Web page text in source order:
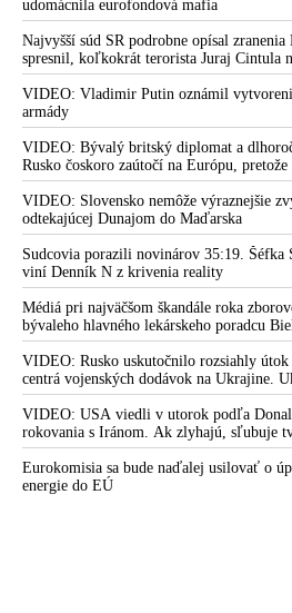
udomácnila eurofondová mafia
Najvyšší súd SR podrobne opísal zranenia
spresnil, koľkokrát terorista Juraj Cintula
VIDEO: Vladimir Putin oznámil
armády
VIDEO: Bývalý britský diplomat a
Rusko čoskoro zaútočí na Európu,
rovnako, ako bolo dotlačené k invázii na
Zelenskyj medzitým v Kyjeve naliehal na
aby vo svete zháňali energie pre Ukrajinu
mobilizovať a vojna sa do zimy
VIDEO: Slovensko nemôže výraznejšie
odtekajúcej Dunajom do Maďarska
Sudcovia porazili novinárov 35:19. Šéfka
viní Denník N z krivenia reality
Médiá pri najväčšom škandále roka
bývaleho hlavného lekárskeho poradcu
Fauciho pred výborom amerického
VIDEO: Rusko uskutočnilo rozsiahly
centrá vojenských dodávok na Ukrajine.
nedokázala počas ničivého nočného
zachytiť ani jednu ruskú raketu
VIDEO: USA viedli v utorok podľa
rokovania s Iránom. Ak zlyhajú, sľubuje
Teheránu
Eurokomisia sa bude naďalej usilovať o
energie do EÚ